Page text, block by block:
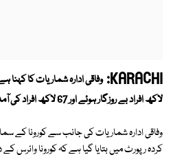
KARACHI:
لاکھ افراد بے روزگار ہوئے اور 67 لاکھ افراد کی آمدن میں کمی ہوئی ہے۔
وفاقی ادارہ شماریات کی جانب سے کورونا کے